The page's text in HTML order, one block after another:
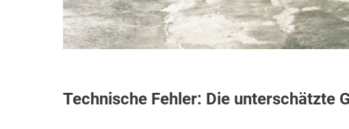
Technische Fehler: Die unterschätzte